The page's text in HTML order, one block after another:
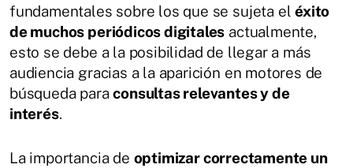
fundamentales sobre los que se sujeta eléxito
de muchos periódicos digitales actualmente,
esto se debe a la posibilidad de llegar a más
audiencia gracias a la aparición en motores de
búsqueda paraconsultas relevantes y de
interés.
La importancia de optimizar correctamente un